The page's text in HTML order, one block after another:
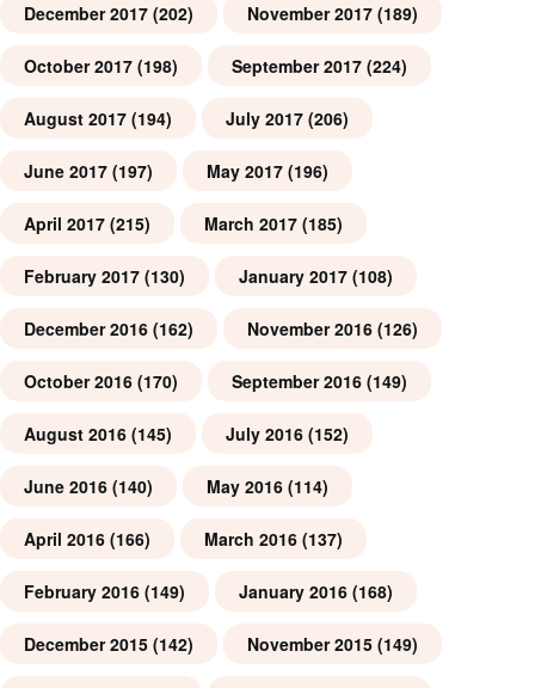
December 2017 (202) November 2017 (189)
October 2017 (198) September 2017 (224)
August 2017 (194) July 2017 (206)
June 2017 (197) May 2017 (196)
April 2017 (215) March 2017 (185)
February 2017 (130) January 2017 (108)
December 2016 (162) November 2016 (126)
October 2016 (170) September 2016 (149)
August 2016 (145) July 2016 (152)
June 2016 (140) May 2016 (114)
April 2016 (166) March 2016 (137)
February 2016 (149) January 2016 (168)
December 2015 (142) November 2015 (149)